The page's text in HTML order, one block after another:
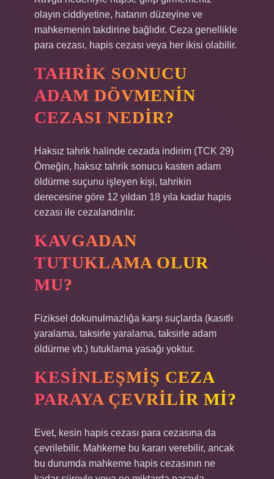
olayın ciddiyetine, hatanın düzeyine ve
mahkemenin takdirine bağlıdır. Ceza genellikle
para cezası, hapis cezası veya her ikisi olabilir.
TAHRIK SONUCU
ADAM DÖVMENIN
CEZASI NEDIR?
Haksız tahrik halinde cezada indirim (TCK 29)
Örneğin, haksız tahrik sonucu kasten adam
öldürme suçunu işleyen kişi, tahrikin
derecesine göre 12 yıldan 18 yıla kadar hapis
cezası ile cezalandırılır.
KAVGADAN
TUTUKLAMA OLUR
MU?
Fiziksel dokunulmazlığa karşı suçlarda (kasıtlı
yaralama, taksirle yaralama, taksirle adam
öldürme vb.) tutuklama yasağı yoktur.
KESINLEŞMIŞ CEZA
PARAYA ÇEVRILIR MI?
Evet, kesin hapis cezası para cezasına da
çevrilebilir. Mahkeme bu kararı verebilir, ancak
bu durumda mahkeme hapis cezasının ne